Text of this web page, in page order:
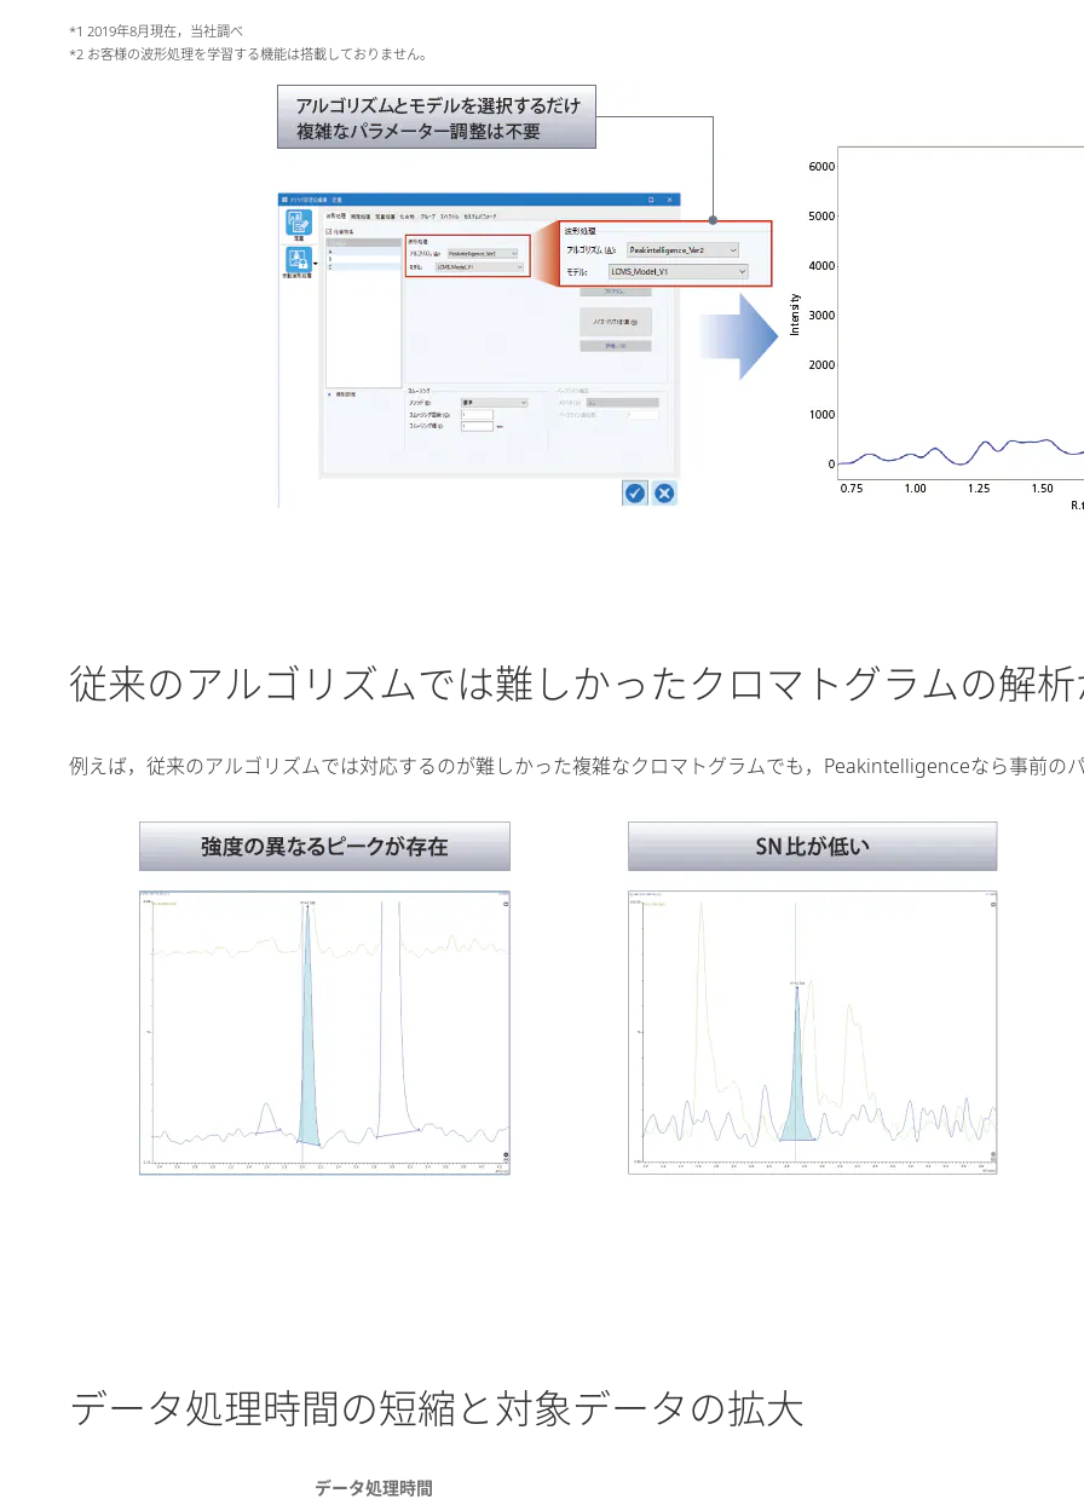
*1 2019年8月現在，当社調べ
*2 お客様の波形処理を学習する機能は搭載しておりません。
従来のアルゴリズムでは難しかったクロマトグラムの解
例えば，従来のアルゴリズムでは対応するのが難しかった複雑なクロマトグラムでも，Peakintelligenceなら事前の
データ処理時間の短縮と対象データの拡大
データ処理時間